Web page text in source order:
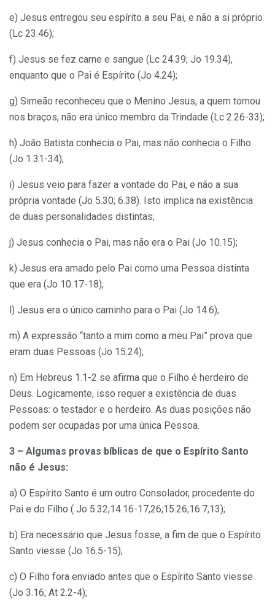
e) Jesus entregou seu espírito a seu Pai, e não a si próprio
(Lc 23.46);
f) Jesus se fez carne e sangue (Lc 24.39; Jo 19.34),
enquanto que o Pai é Espírito (Jo 4.24);
g) Simeão reconheceu que o Menino Jesus, a quem tomou
nos braços, não era único membro da Trindade (Lc 2.26-33);
h) João Batista conhecia o Pai, mas não conhecia o Filho
(Jo 1.31-34);
i) Jesus veio para fazer a vontade do Pai, e não a sua
própria vontade (Jo 5.30; 6.38). Isto implica na existência
de duas personalidades distintas;
j) Jesus conhecia o Pai, mas não era o Pai (Jo 10.15);
k) Jesus era amado pelo Pai como uma Pessoa distinta
que era (Jo 10.17-18);
l) Jesus era o único caminho para o Pai (Jo 14.6);
m) A expressão “tanto a mim como a meu Pai” prova que
eram duas Pessoas (Jo 15.24);
n) Em Hebreus 1.1-2 se afirma que o Filho é herdeiro de
Deus. Logicamente, isso requer a existência de duas
Pessoas: o testador e o herdeiro. As duas posições não
podem ser ocupadas por uma única Pessoa.
3 – Algumas provas bíblicas de que o Espírito Santo
não é Jesus:
a) O Espírito Santo é um outro Consolador, procedente do
Pai e do Filho ( Jo 5.32;14.16-17,26;15.26;16.7,13);
b) Era necessário que Jesus fosse, a fim de que o Espírito
Santo viesse (Jo 16.5-15);
c) O Filho fora enviado antes que o Espírito Santo viesse
(Jo 3.16; At 2.2-4);